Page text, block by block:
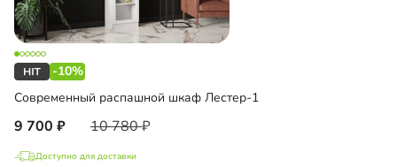
-10%
Современный распашной шкаф Лестер-1
9 700 10 780
Доступно для доставки